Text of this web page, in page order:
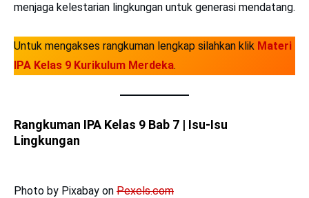
menjaga kelestarian lingkungan untuk generasi mendatang.
Untuk mengakses rangkuman lengkap silahkan klik Materi
IPA Kelas 9 Kurikulum Merdeka.
Rangkuman IPA Kelas 9 Bab 7 | Isu-Isu
Lingkungan
Photo by Pixabay on Pexels.com